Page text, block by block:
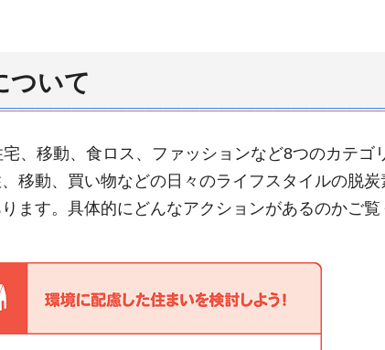
ついて
、移動、食ロス、ファッションなど8つのカテゴ
移動、買い物などの日々のライフスタイルの脱炭
ます。具体的にどんなアクションがあるのかご覧